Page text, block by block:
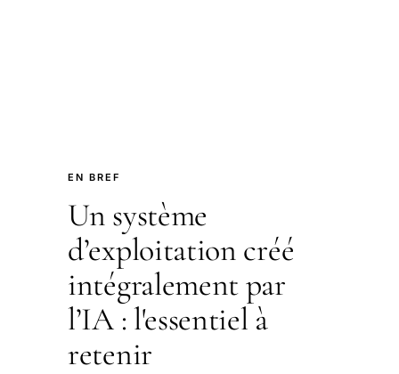
EN BREF
Un système
d’exploitation créé
intégralement par
l’IA : l'essentiel à
retenir